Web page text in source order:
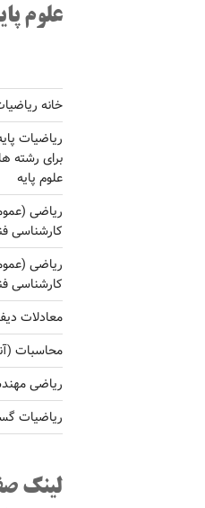
علوم
خانه
ریاضیات
برای رشته
علوم پایه
کارشناسی
کارشناسی
معادلات
محاسبات
ریاضی
ریاضیات
لینک